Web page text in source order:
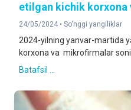
etilgan kichik
24/05/2024 • So'nggi yangiliklar
2024-yilning yanvar-martida
korxona va mikrofirmalar
Batafsil ...